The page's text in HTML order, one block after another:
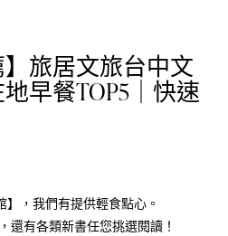
】旅居文旅台中文
早餐TOP5｜快速
，我們有提供輕食點心。
還有各類新書任您挑選閱讀！